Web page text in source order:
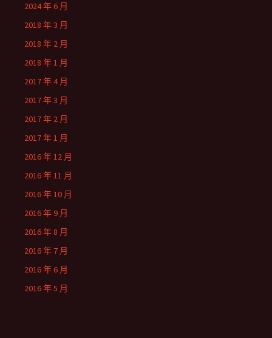
2024 年 6 月
2018 年 3 月
2018 年 2 月
2018 年 1 月
2017 年 4 月
2017 年 3 月
2017 年 2 月
2017 年 1 月
2016 年 12 月
2016 年 11 月
2016 年 10 月
2016 年 9 月
2016 年 8 月
2016 年 7 月
2016 年 6 月
2016 年 5 月